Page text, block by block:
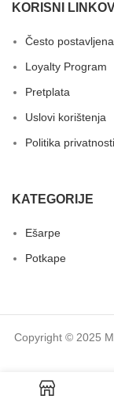
KORISNI
Često
Loyalty Program
Pretplata
Uslovi korištenja
Politika privatnosti
KATEGORIJE
Ešarpe
Potkape
Copyright © 2025